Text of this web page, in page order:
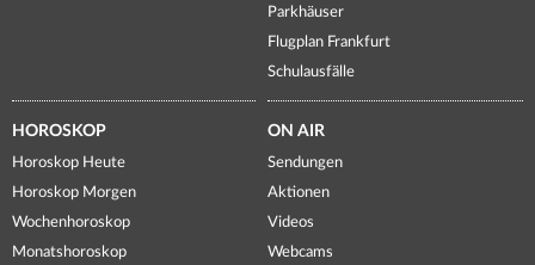
Parkhäuser
Flugplan Frankfurt
Schulausfälle
HOROSKOP
Horoskop Heute
Horoskop Morgen
Wochenhoroskop
Monatshoroskop
ON AIR
Sendungen
Aktionen
Videos
Webcams